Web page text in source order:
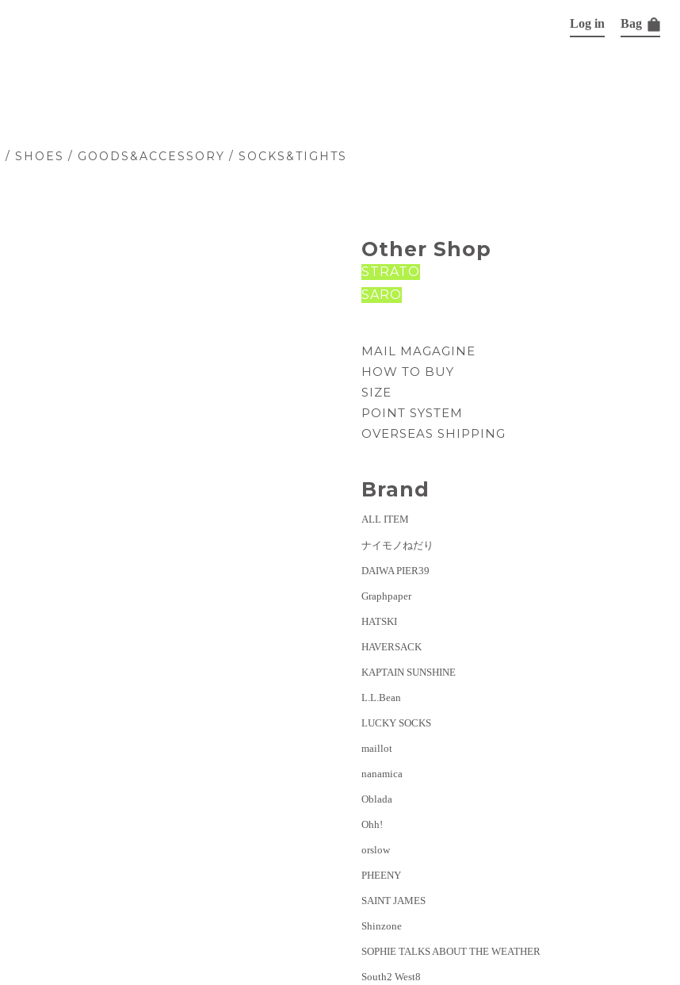
/ SHOES / GOODS&ACCESSORY / SOCKS&TIGHTS
Log in Bag
Other Shop
STRATO
SARO
MAIL MAGAGINE
HOW TO BUY
SIZE
POINT SYSTEM
OVERSEAS SHIPPING
Brand
ALL ITEM
ナイモノねだり
DAIWA PIER39
Graphpaper
HATSKI
HAVERSACK
KAPTAIN SUNSHINE
L.L.Bean
LUCKY SOCKS
maillot
nanamica
Oblada
Ohh!
orslow
PHEENY
SAINT JAMES
Shinzone
SOPHIE TALKS ABOUT THE WEATHER
South2 West8